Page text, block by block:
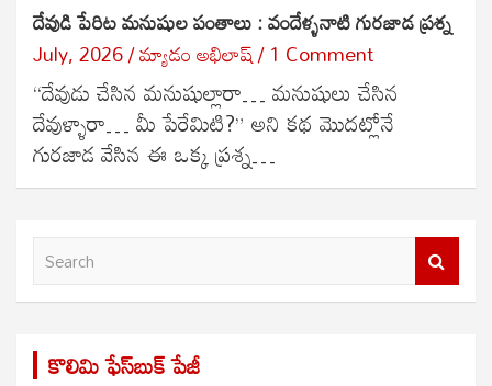
దేవుడి పేరిట మనుషుల పంతాలు : వందేళ్ళనాటి గురజాడ ప్రశ్న
July, 2026 మ్యాడం అభిలాష్ 1 Comment
“దేవుడు చేసిన మనుషుల్లారా… మనుషులు చేసిన
దేవుళ్ళారా… మీ పేరేమిటి?” అని కథ మొదట్లోనే
గురజాడ వేసిన ఈ ఒక్క ప్రశ్న…
a
r
c కొలిమి ఫేస్‌బుక్ పేజీ